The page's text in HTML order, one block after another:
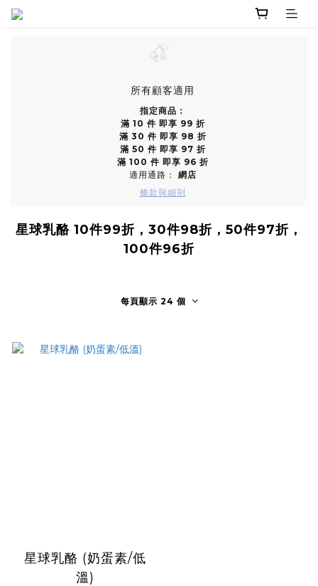
所有顧客適用
指定商品：
滿 10 件 即享 99 折
滿 30 件 即享 98 折
滿 50 件 即享 97 折
滿 100 件 即享 96 折
適用通路： 網店
條款與細則
星球乳酪 10件99折，30件98折，50件97折，
100件96折
每頁顯示 24 個
星球乳酪 (奶蛋素/低
溫)